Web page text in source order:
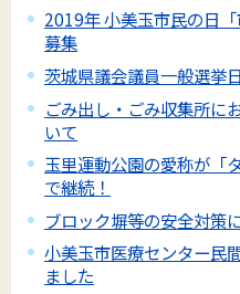
2019年 小美玉市民の日
募集
茨城県議会議員一般選挙
ごみ出し・ごみ収集所に
いて
玉里運動公園の愛称が「
で継続！
ブロック塀等の安全対策
小美玉市医療センター民
ました